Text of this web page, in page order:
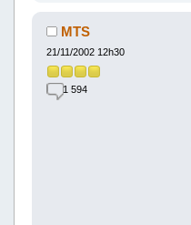
MTS
21/11/2002 12h30
1 594